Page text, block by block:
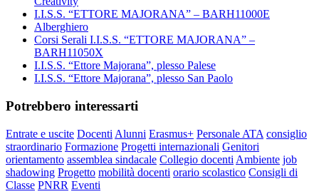
I.I.S.S. “ETTORE MAJORANA” – BARH11000E
Alberghiero
Corsi Serali I.I.S.S. “ETTORE MAJORANA” –
BARH11050X
I.I.S.S. “Ettore Majorana”, plesso Palese
I.I.S.S. “Ettore Majorana”, plesso San Paolo
Potrebbero interessarti
Entrate e uscite Docenti Alunni Erasmus+ Personale ATA consiglio
straordinario Formazione Progetti internazionali Genitori
orientamento assemblea sindacale Collegio docenti Ambiente job
shadowing Progetto mobilità docenti orario scolastico Consigli di
Classe PNRR Eventi